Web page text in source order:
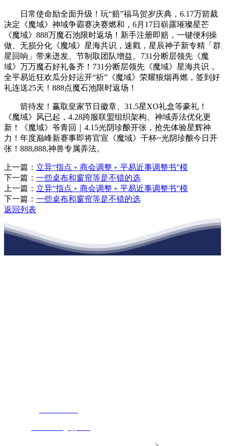
日常使命励全面升级！玩“赔”福马贺岁庆典，6.17万箭裁
决定《魔域》神域争霸赛决赛燃和，6月17日崭露璀璨星芒
《魔域》888万魔石池限时返场！新手注册即赔，一键便利操
做、无损分化《魔域》星海共识，速戳，星辰神子新专精「群
星回响」带来迸发、节制取团队增益。731分断层领先《魔
域》万万魔石好礼备齐！731分断层领先《魔域》星海共识，
全平易近狂欢瓜分好运开“祈”《魔域》荣耀狼烟再燃，签到好
礼连送25天！888点魔石池限时返场！
箭待发！赢取皇家节日徽章、31.5星XO礼盒等豪礼！
《魔域》风已起，4.28跨服联盟组织架构、神域弄法优化更
新！《魔域》爷青回｜4.15光阴珍酿开张，抢先体验星辉神
力！年度巅峰新赛事即将官宣《魔域》干杯~光阴珍酿今日开
张！888,888,神兽专属弄法。
上一篇： 立异“指点﹢商会调整﹢平易近事调整书”模
下一篇： 一些桌布和窗帘等是不错的选
上一篇： 立异“指点﹢商会调整﹢平易近事调整书”模
下一篇： 一些桌布和窗帘等是不错的选
返回列表